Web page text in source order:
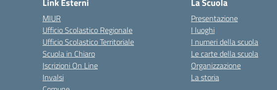
Link Esterni
MIUR
Ufficio Scolastico Regionale
Ufficio Scolastico Territoriale
Scuola in Chiaro
Iscrizioni On Line
Invalsi
La Scuola
Presentazione
I luoghi
I numeri della scuola
Le carte della scuola
Organizzazione
La storia